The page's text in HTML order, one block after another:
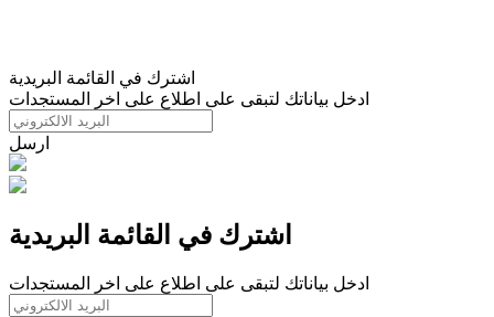
اشترك في القائمة البريدية
ادخل بياناتك لتبقى على اطلاع على اخر المستجدات
ارسل
اشترك في القائمة البريدية
ادخل بياناتك لتبقى على اطلاع على اخر المستجدات